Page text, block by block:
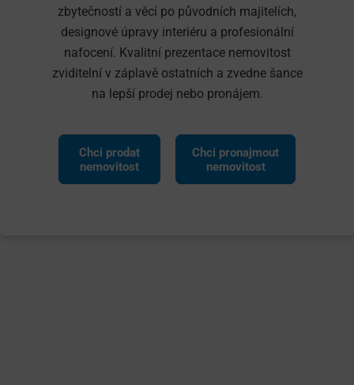
zbytečností a věcí po původních majitelích,
designové úpravy interiéru a profesionální
nafocení. Kvalitní prezentace nemovitost
zviditelní v záplavě ostatních a zvedne šance
na lepší prodej nebo pronájem.
Chci prodat
nemovitost
Chci pronajmout
nemovitost